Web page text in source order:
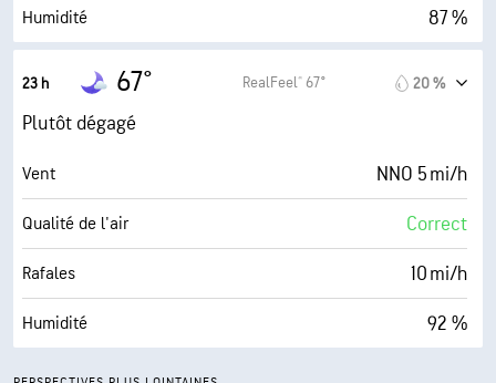
Humidité 87 %
Point de rosée
AccuLumen Brightness Index™
Couverture nuageuse 26 %
Visibilité 10 mi
Plafond nuageux 30000 pi
23 h 67° RealFeel® 67° 20 %
Plutôt dégagé
Vent NNO 5 mi/h
Qualité de l'air Correct
Rafales 10 mi/h
Humidité 92 %